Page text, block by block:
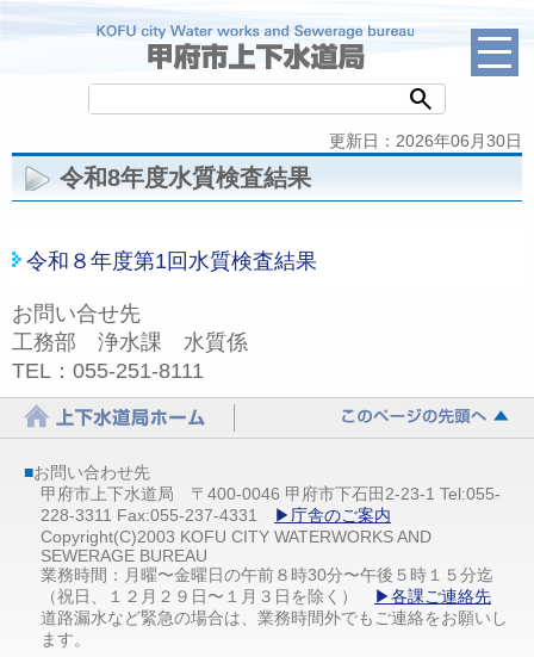
search
更新日：2026年06月30日
令和8年度水質検査結果
令和８年度第1回水質検査結果
お問い合せ先
工務部 浄水課 水質係
TEL ：055-251-8111
■お問い合わせ先
甲府市上下水道局 〒400-0046 甲府市下石田2-23-1 Tel:055-
228-3311 Fax:055-237-4331
▶庁舎のご案内
Copyright(C)2003 KOFU CITY WATERWORKS AND
SEWERAGE BUREAU
業務時間：月曜〜金曜日の午前８時30分〜午後５時１５分迄
（祝日、１２月２９日〜１月３日を除く）
▶各課ご連絡先
道路漏水など緊急の場合は、業務時間外でもご連絡をお願いし
ます。